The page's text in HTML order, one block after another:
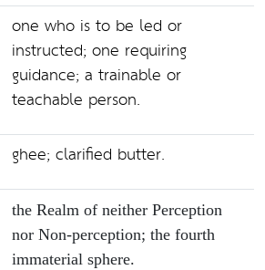
one who is to be led or
instructed; one requiring
guidance; a trainable or
teachable person.
ghee; clarified butter.
the Realm of neither Perception
nor Non-perception; the fourth
immaterial sphere.